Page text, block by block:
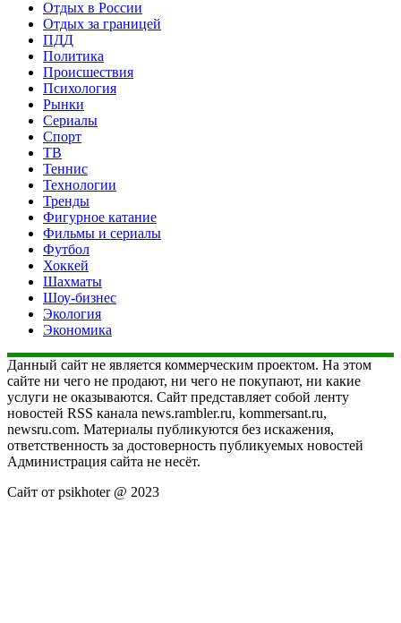
Отдых в России
Отдых за границей
ПДД
Политика
Происшествия
Психология
Рынки
Сериалы
Спорт
ТВ
Теннис
Технологии
Тренды
Фигурное катание
Фильмы и сериалы
Футбол
Хоккей
Шахматы
Шоу-бизнес
Экология
Экономика
Данный сайт не является коммерческим проектом. На этом
сайте ни чего не продают, ни чего не покупают, ни какие
услуги не оказываются. Сайт представляет собой ленту
новостей RSS канала news.rambler.ru, kommersant.ru,
newsru.com. Материалы публикуются без искажения,
ответственность за достоверность публикуемых новостей
Администрация сайта не несёт.
Сайт от psikhoter @ 2023